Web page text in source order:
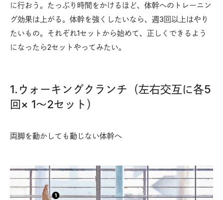
に行おう。たっぷり時間をかけるほど、体幹へのトレーニン
グ効果は上がる。体幹を強くしたいなら、週3回以上はやり
たいもの。それぞれ1セットから始めて、正しくできるよう
になったら2セットやってみたい。
1.ウォーキングクランチ（左右交互に各5
回× 1〜2セット）
両脚を動かしても動じない体幹へ